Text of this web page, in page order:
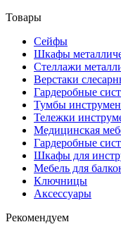
Товары
Сейфы
Шкафы
Стеллажи
Верстаки
Гардеробные
Тумбы
Тележки
Медицинская
Гардеробные
Шкафы для
Мебель для
Ключницы
Аксессуары
Рекомендуем